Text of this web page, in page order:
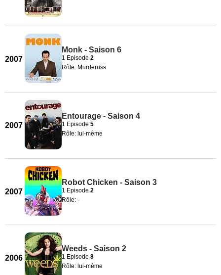
2007
Monk - Saison 6
1 Episode 2
Rôle: Murderuss
2007
Entourage - Saison 4
1 Episode 5
Rôle: lui-même
2007
Robot Chicken - Saison 3
1 Episode 2
Rôle: -
2006
Weeds - Saison 2
1 Episode 8
Rôle: lui-même